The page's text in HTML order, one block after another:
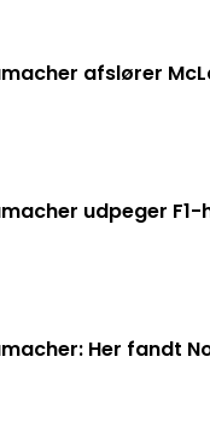
afslører
udpeger
Her fandt